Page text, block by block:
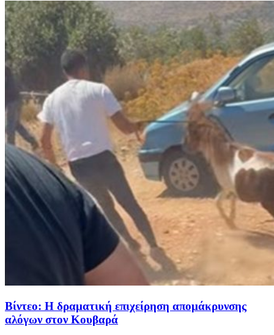
Βίντεο: Η δραματική επιχείρηση απομάκρυνσης
αλόγων στον Κουβαρά